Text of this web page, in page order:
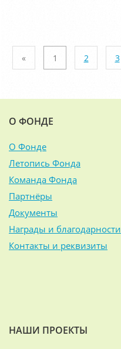
« 1 2 3
О ФОНДЕ
О Фонде
Летопись Фонда
Команда Фонда
Партнёры
Документы
Награды и благодарности
Контакты и реквизиты
НАШИ ПРОЕКТЫ